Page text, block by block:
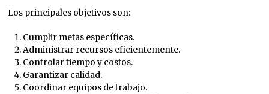
Los principales objetivos son:
Cumplir metas específicas.
Administrar recursos eficientemente.
Controlar tiempo y costos.
Garantizar calidad.
Coordinar equipos de trabajo.